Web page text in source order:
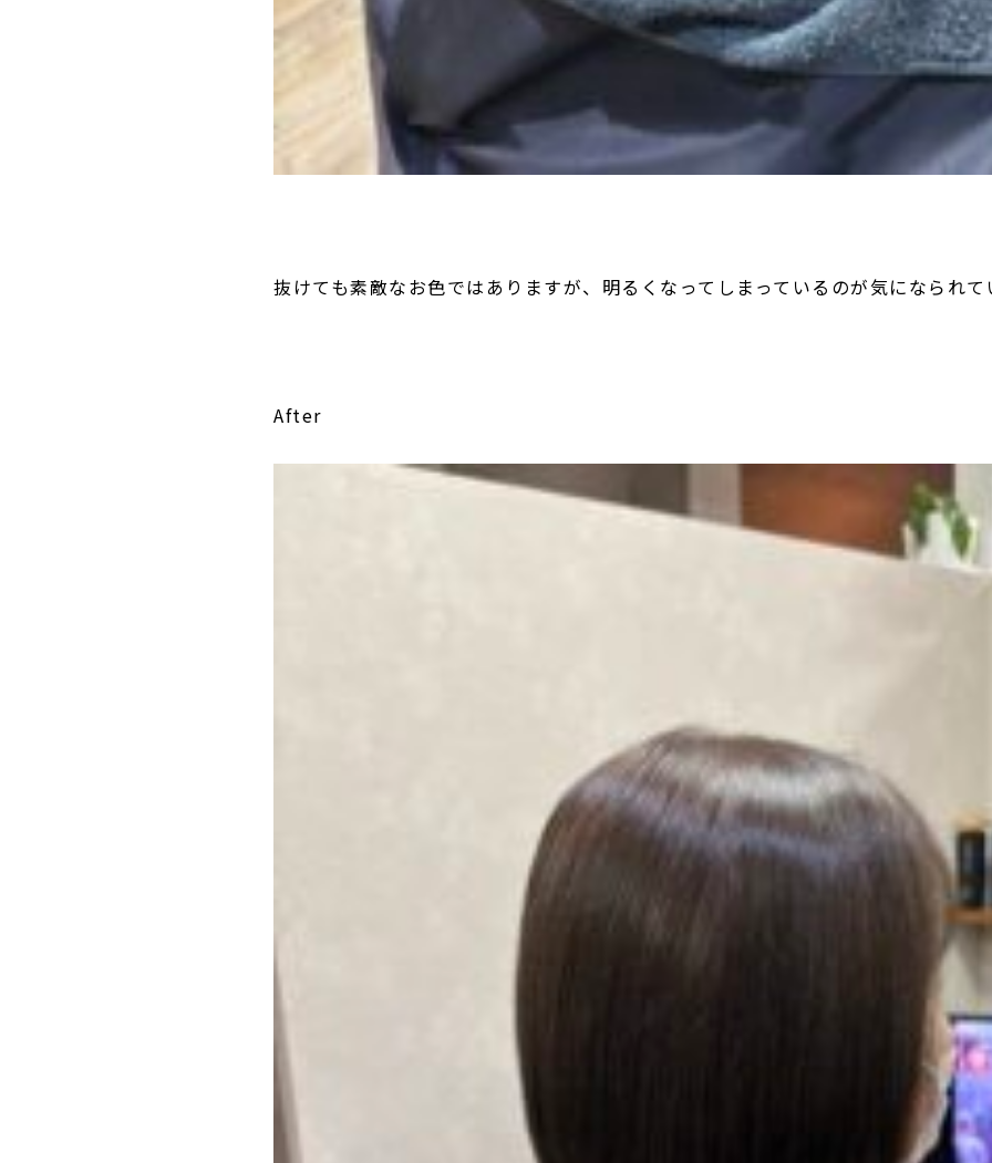
抜けても素敵なお色ではありますが、明るくなってしまっているのが気になられて
After